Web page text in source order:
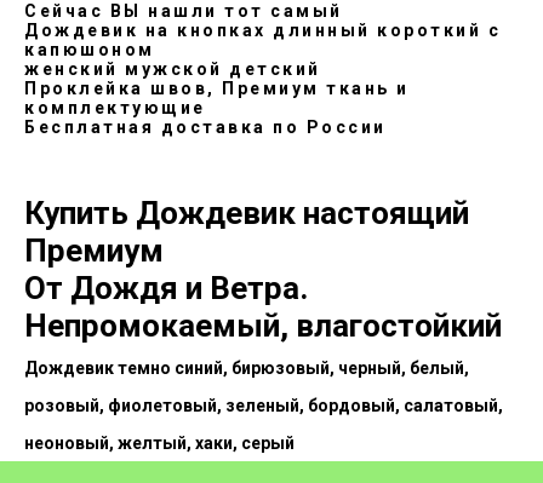
Сейчас ВЫ нашли тот самый
Дождевик на кнопках длинный короткий с
капюшоном
женский мужской детский
Проклейка швов, Премиум ткань и
комплектующие
Бесплатная доставка по России
Купить Дождевик настоящий
Премиум
От Дождя и Ветра.
Непромокаемый, влагостойкий
Дождевик темно синий, бирюзовый, черный, белый,
розовый, фиолетовый, зеленый, бордовый, салатовый,
неоновый, желтый, хаки, серый